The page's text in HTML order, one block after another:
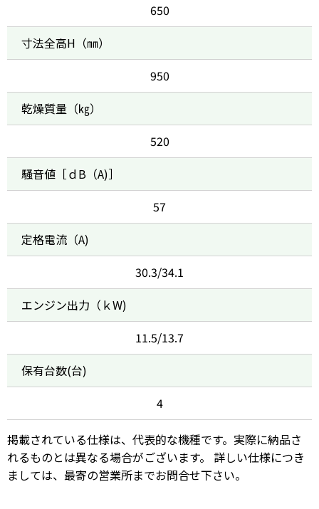
650
寸法全高H（㎜）
950
乾燥質量（㎏）
520
騒音値［ｄB（A)］
57
定格電流（A)
30.3/34.1
エンジン出力（ｋW)
11.5/13.7
保有台数(台)
4
掲載されている仕様は、代表的な機種です。実際に納品さ
れるものとは異なる場合がございます。 詳しい仕様につき
ましては、最寄の営業所までお問合せ下さい。